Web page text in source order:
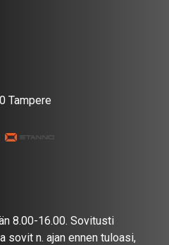
Tampere
8.00-16.00. Sovitusti
sovit n. ajan ennen tuloasi,